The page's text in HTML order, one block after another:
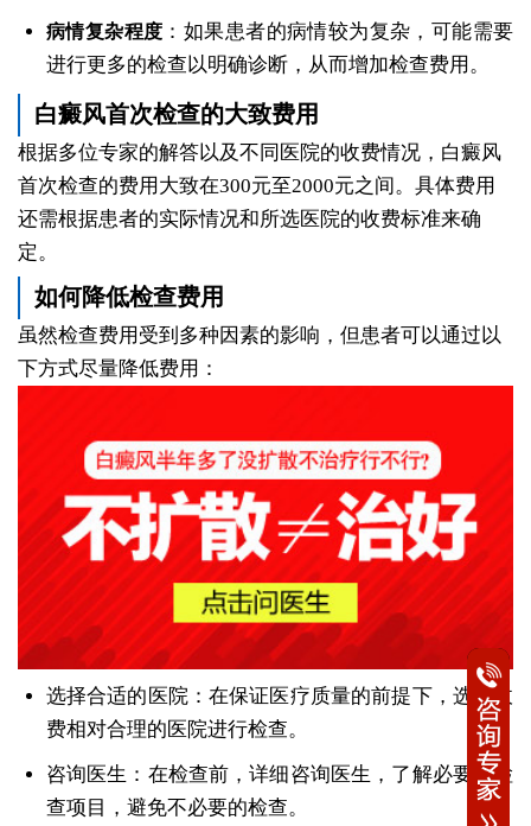
病情复杂程度 ：如果患者的病情较为复杂，可能需要
进行更多的检查以明确诊断，从而增加检查费用。
白癜风首次检查的大致费用
根据多位专家的解答以及不同医院的收费情况，白癜风
首次检查的费用大致在300元至2000元之间。具体费用
还需根据患者的实际情况和所选医院的收费标准来确
定。
如何降低检查费用
虽然检查费用受到多种因素的影响，但患者可以通过以
下方式尽量降低费用：
选择合适的医院：在保证医疗质量的前提下，选择收
费相对合理的医院进行检查。
咨询医生：在检查前，详细咨询医生，了解必要的检
查项目，避免不必要的检查。